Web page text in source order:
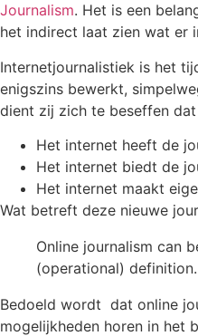
Journalism. Het is een
het indirect laat zien wat er
Internetjournalistiek is het
enigszins bewerkt,
dient zij zich te beseffen
Het internet heeft de
Het internet biedt de
Het internet maakt
Wat betreft deze nieuwe
Online journalism can
(operational) definition.
Bedoeld wordt dat online
mogelijkheden horen in het